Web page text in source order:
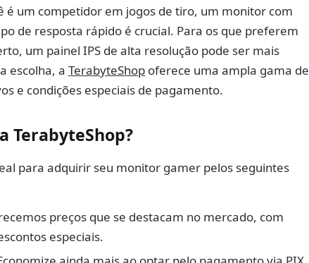
é um competidor em jogos de tiro, um monitor com
de resposta rápido é crucial. Para os que preferem
um painel IPS de alta resolução pode ser mais
escolha, a TerabyteShop oferece uma ampla gama de
e condições especiais de pagamento.
TerabyteShop?
para adquirir seu monitor gamer pelos seguintes
preços que se destacam no mercado, com
especiais.